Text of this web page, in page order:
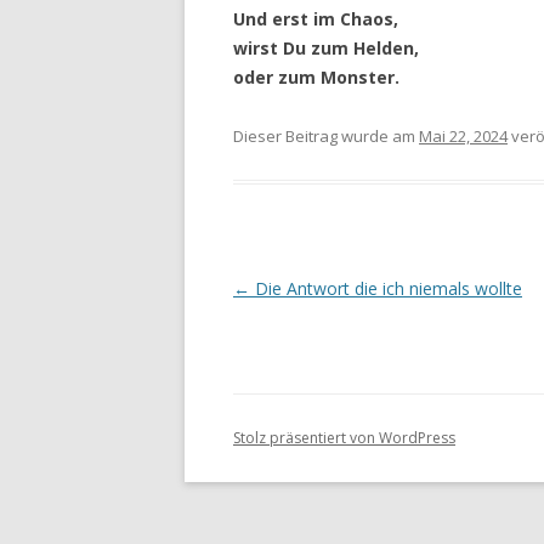
Und erst im Chaos,
wirst Du zum Helden,
oder zum Monster.
Dieser Beitrag wurde am Mai 22, 2024
Beitragsnavigation
← Die Antwort die ich niemals wollte
Stolz präsentiert von WordPress